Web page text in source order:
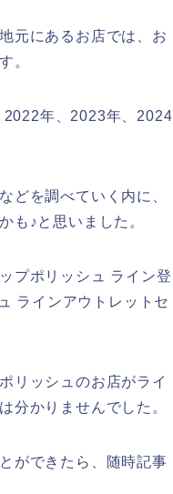
元にあるお店では、お
。
2022年、2023年、2024
どを調べていく内に、
も♪と思いました。
プポリッシュ ライン登
ラインアウトレットセ
リッシュのお店がライ
分かりませんでした。
ができたら、随時記事